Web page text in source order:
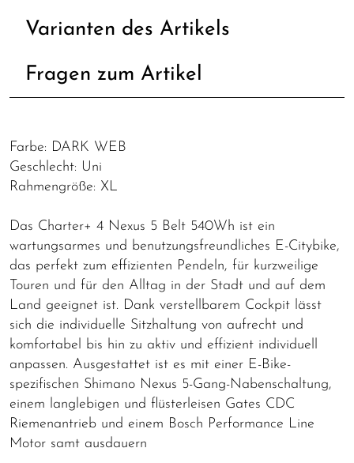
Varianten des Artikels
Fragen zum Artikel
Farbe: DARK WEB
Geschlecht: Uni
Rahmengröße: XL
Das Charter+ 4 Nexus 5 Belt 540Wh ist ein
wartungsarmes und benutzungsfreundliches E-Citybike,
das perfekt zum effizienten Pendeln, für kurzweilige
Touren und für den Alltag in der Stadt und auf dem
Land geeignet ist. Dank verstellbarem Cockpit lässt
sich die individuelle Sitzhaltung von aufrecht und
komfortabel bis hin zu aktiv und effizient individuell
anpassen. Ausgestattet ist es mit einer E-Bike-
spezifischen Shimano Nexus 5-Gang-Nabenschaltung,
einem langlebigen und flüsterleisen Gates CDC
Riemenantrieb und einem Bosch Performance Line
Motor samt ausdauern